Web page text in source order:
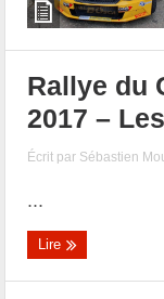
Rallye du
2017 –
Écrit par Sébastien
...
Lire